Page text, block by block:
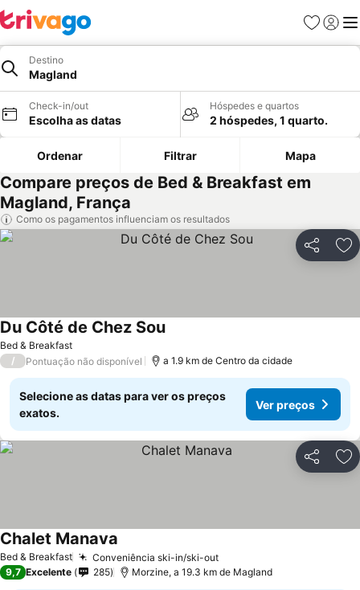
Favoritos
Iniciar
Destino
Magland
Check-in/out
Escolha as datas
Hóspedes e quartos
2 hóspedes, 1 quarto.
Ordenar Filtrar Mapa
Compare preços de Bed & Breakfast em
Magland, França
Como os pagamentos influenciam os resultados
Partilhar
Bed & Breakfast
Du Côté de Chez Sou
/ Pontuação não disponível a 1.9 km de Centro da cidade
Selecione as datas para ver os preços
exatos.
Ver preços
Partilhar
Bed & Breakfast Conveniência ski-in/ski-out
Chalet Manava
9,7 Excelente 285 Morzine, a 19.3 km de Magland